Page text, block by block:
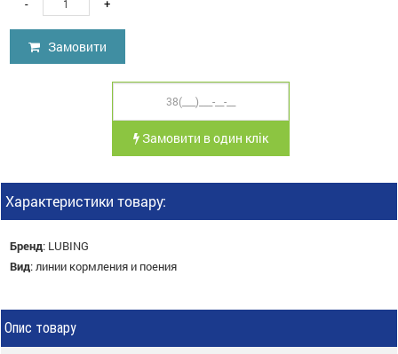
Замовити
Замовити в один клік
Характеристики товару:
Бренд: LUBING
Вид: линии кормления и поения
Опис товару